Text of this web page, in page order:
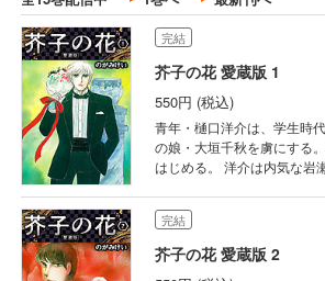
完結
芥子の花 愛蔵版 1
550円 (税込)
青年・樋口洋介は、学生時
の娘・大垣千秋を虜にする
はじめる。 洋介は内気な岩
ルを流したりして、洋介を追い
VOL.1「出会い」 ・VOL.2
VOL.5「美しき野獣」 ・
完結
芥子の花 愛蔵版 2